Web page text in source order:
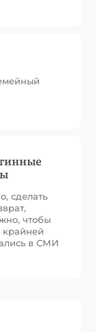
сделать
чтобы
крайней
в СМИ